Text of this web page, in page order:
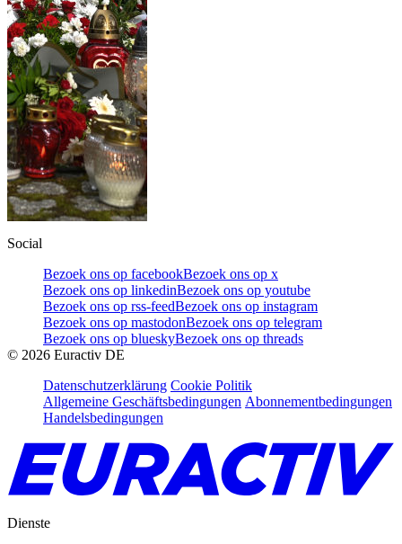
Social
Bezoek ons op facebookBezoek ons op x
Bezoek ons op linkedinBezoek ons op youtube
Bezoek ons op rss-feedBezoek ons op instagram
Bezoek ons op mastodonBezoek ons op telegram
Bezoek ons op blueskyBezoek ons op threads
© 2026 Euractiv DE
Datenschutzerklärung Cookie Politik
Allgemeine Geschäftsbedingungen Abonnementbedingungen
Handelsbedingungen
Dienste